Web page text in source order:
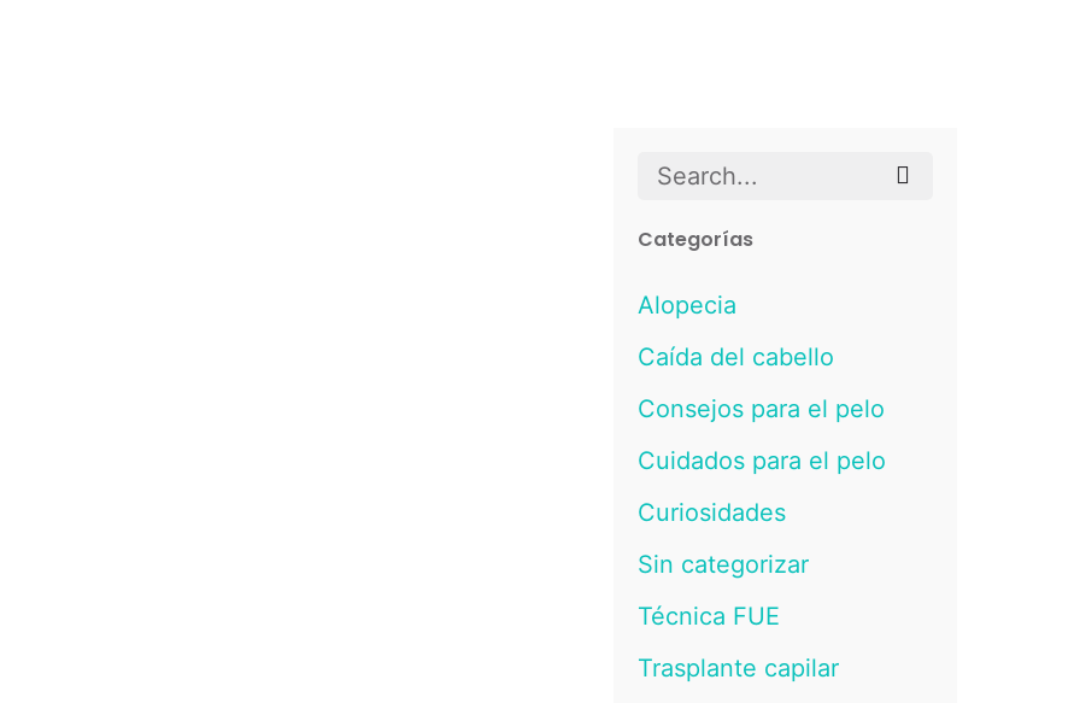
Search
Categorías
Alopecia
Caída del cabello
Consejos para el pelo
Cuidados para el pelo
Curiosidades
Sin categorizar
Técnica FUE
Trasplante capilar